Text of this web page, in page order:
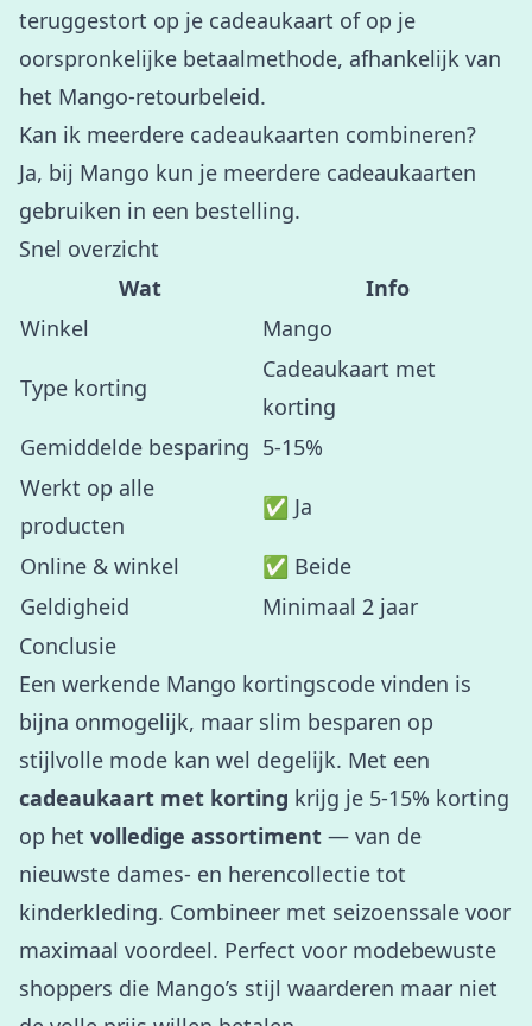
teruggestort op je cadeaukaart of op je
oorspronkelijke betaalmethode, afhankelijk van
het Mango-retourbeleid.
Kan ik meerdere cadeaukaarten combineren?
Ja, bij Mango kun je meerdere cadeaukaarten
gebruiken in een bestelling.
Snel overzicht
Wat
Info
Winkel
Mango
Type korting
Cadeaukaart met
korting
Gemiddelde besparing 5-15%
Werkt op alle
producten
✅ Ja
Online & winkel
✅ Beide
Geldigheid
Minimaal 2 jaar
Conclusie
Een werkende Mango kortingscode vinden is
bijna onmogelijk, maar slim besparen op
stijlvolle mode kan wel degelijk. Met een
cadeaukaart met korting krijg je 5-15% korting
op het volledige assortiment — van de
nieuwste dames- en herencollectie tot
kinderkleding. Combineer met seizoenssale voor
maximaal voordeel. Perfect voor modebewuste
shoppers die Mango’s stijl waarderen maar niet